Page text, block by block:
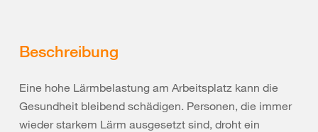
Beschreibung
Eine hohe Lärmbelastung am Arbeitsplatz kann die
Gesundheit bleibend schädigen. Personen, die immer
wieder starkem Lärm ausgesetzt sind, droht ein